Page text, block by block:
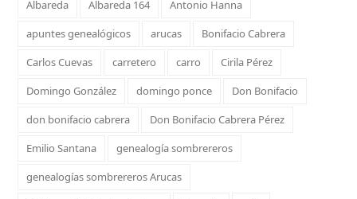
Albareda Albareda 164
Antonio Hanna
apuntes genealógicos
arucas
Bonifacio Cabrera
Carlos Cuevas
carretero carro
Cirila Pérez
Domingo González
domingo ponce
Don Bonifacio
don bonifacio cabrera
Don Bonifacio Cabrera Pérez
Emilio Santana
genealogía sombrereros
genealogías sombrereros Arucas